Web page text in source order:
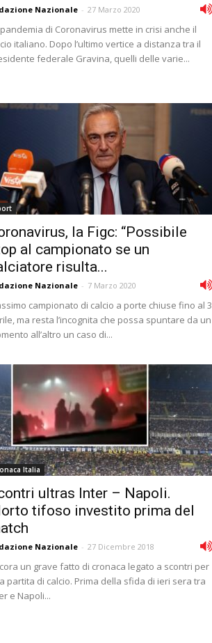
Nazionale - 27 Marzo 2020
di Coronavirus mette in crisi anche il
italiano. Dopo l’ultimo vertice a distanza tra il
federale Gravina, quelli delle varie...
la Figc: “Possibile
al campionato se un
risulta...
Nazionale - 7 Marzo 2020
campionato di calcio a porte chiuse fino al 3
ma resta l’incognita che possa spuntare da un
all’altro un caso di...
Italia
ultras Inter – Napoli.
tifoso investito prima del
Nazionale - 27 Dicembre 2018
un grave fatto di cronaca legato a scontri per
partita di calcio. Prima della sfida di ieri sera tra
e Napoli...